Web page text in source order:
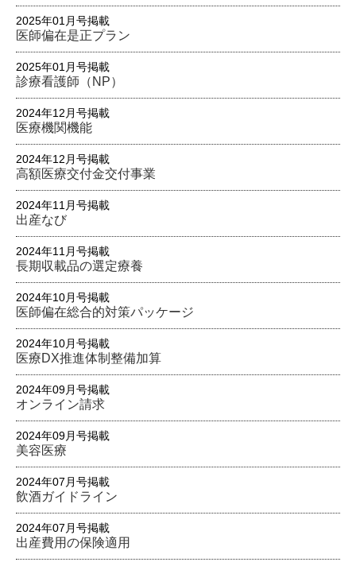
2025年01月号掲載
医師偏在是正プラン
2025年01月号掲載
診療看護師（NP）
2024年12月号掲載
医療機関機能
2024年12月号掲載
高額医療交付金交付事業
2024年11月号掲載
出産なび
2024年11月号掲載
長期収載品の選定療養
2024年10月号掲載
医師偏在総合的対策パッケージ
2024年10月号掲載
医療DX推進体制整備加算
2024年09月号掲載
オンライン請求
2024年09月号掲載
美容医療
2024年07月号掲載
飲酒ガイドライン
2024年07月号掲載
出産費用の保険適用